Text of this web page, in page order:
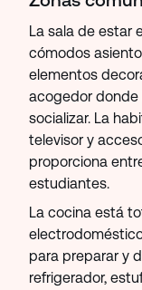
La sala de estar
cómodos
elementos
acogedor donde
socializar. La
televisor y
proporciona
estudiantes.
La cocina está
para preparar y
refrigerador,